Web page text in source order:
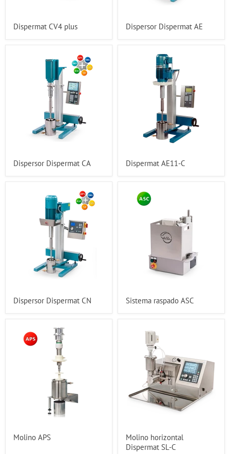
Dispermat CV4 plus Dispersor Dispermat AE
Dispersor Dispermat CA Dispermat AE11-C
Dispersor Dispermat CN Sistema raspado ASC
Molino APS
Molino horizontal
Dispermat SL-C